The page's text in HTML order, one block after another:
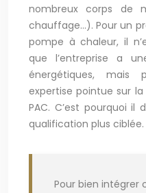
nombreux corps de
chauffage…). Pour un
pompe à chaleur, il
que l’entreprise a
énergétiques, mais
expertise pointue sur
PAC. C’est pourquoi
qualification plus ciblée.
Pour bien